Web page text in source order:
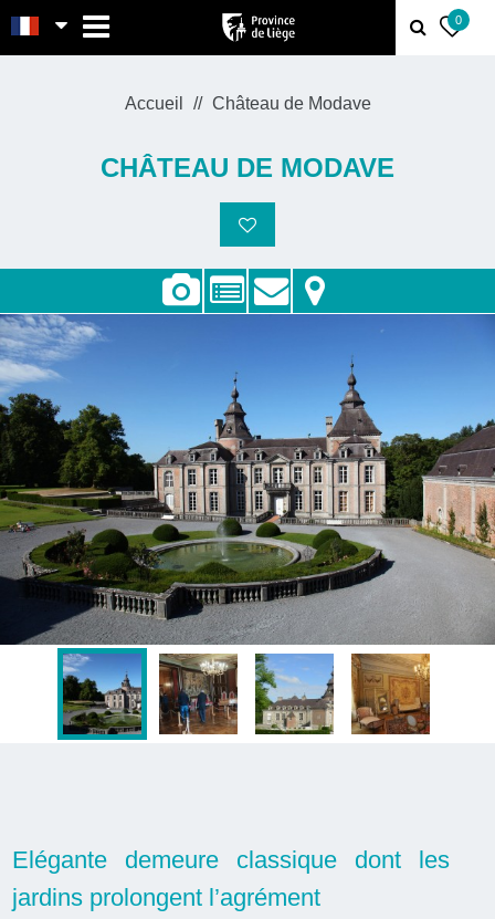
0
Accueil Château de Modave
CHÂTEAU DE MODAVE
Elégante demeure classique dont les
jardins prolongent l’agrément